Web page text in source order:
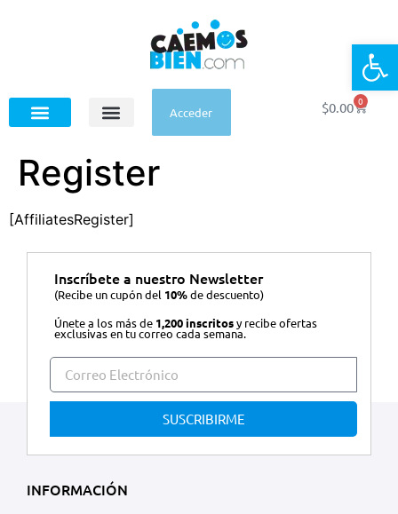
Acceder $0.00 0
Register
[AffiliatesRegister]
Inscríbete a nuestro Newsletter
(Recibe un cupón del 10%de descuento)
Únete a los más de 1,200 inscritosy recibe ofertas
exclusivas en tu correo cada semana.
SUSCRIBIRME
INFORMACIÓN